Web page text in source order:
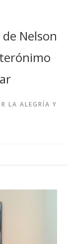
Nelson
LA ALEGRÍA Y